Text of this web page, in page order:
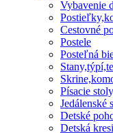
Vybavenie
Cestovné
Postele
Posteľná
Písacie
Jedálenské
Detské
Detská